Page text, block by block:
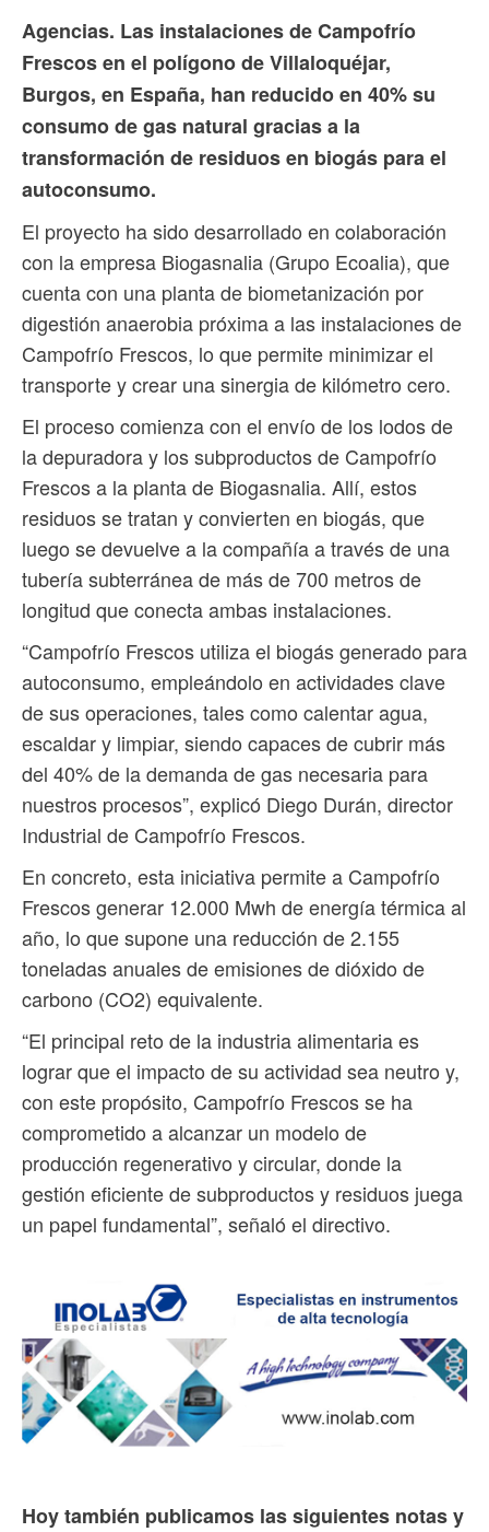
Agencias. Las instalaciones de Campofrío
Frescos en el polígono de Villaloquéjar,
Burgos, en España, han reducido en 40% su
consumo de gas natural gracias a la
transformación de residuos en biogás para el
autoconsumo.
El proyecto ha sido desarrollado en colaboración
con la empresa Biogasnalia (Grupo Ecoalia), que
cuenta con una planta de biometanización por
digestión anaerobia próxima a las instalaciones de
Campofrío Frescos, lo que permite minimizar el
transporte y crear una sinergia de kilómetro cero.
El proceso comienza con el envío de los lodos de
la depuradora y los subproductos de Campofrío
Frescos a la planta de Biogasnalia. Allí, estos
residuos se tratan y convierten en biogás, que
luego se devuelve a la compañía a través de una
tubería subterránea de más de 700 metros de
longitud que conecta ambas instalaciones.
“Campofrío Frescos utiliza el biogás generado para
autoconsumo, empleándolo en actividades clave
de sus operaciones, tales como calentar agua,
escaldar y limpiar, siendo capaces de cubrir más
del 40% de la demanda de gas necesaria para
nuestros procesos”, explicó Diego Durán, director
Industrial de Campofrío Frescos.
En concreto, esta iniciativa permite a Campofrío
Frescos generar 12.000 Mwh de energía térmica al
año, lo que supone una reducción de 2.155
toneladas anuales de emisiones de dióxido de
carbono (CO2) equivalente.
“El principal reto de la industria alimentaria es
lograr que el impacto de su actividad sea neutro y,
con este propósito, Campofrío Frescos se ha
comprometido a alcanzar un modelo de
producción regenerativo y circular, donde la
gestión eficiente de subproductos y residuos juega
un papel fundamental”, señaló el directivo.
Hoy también publicamos las siguientes notas y